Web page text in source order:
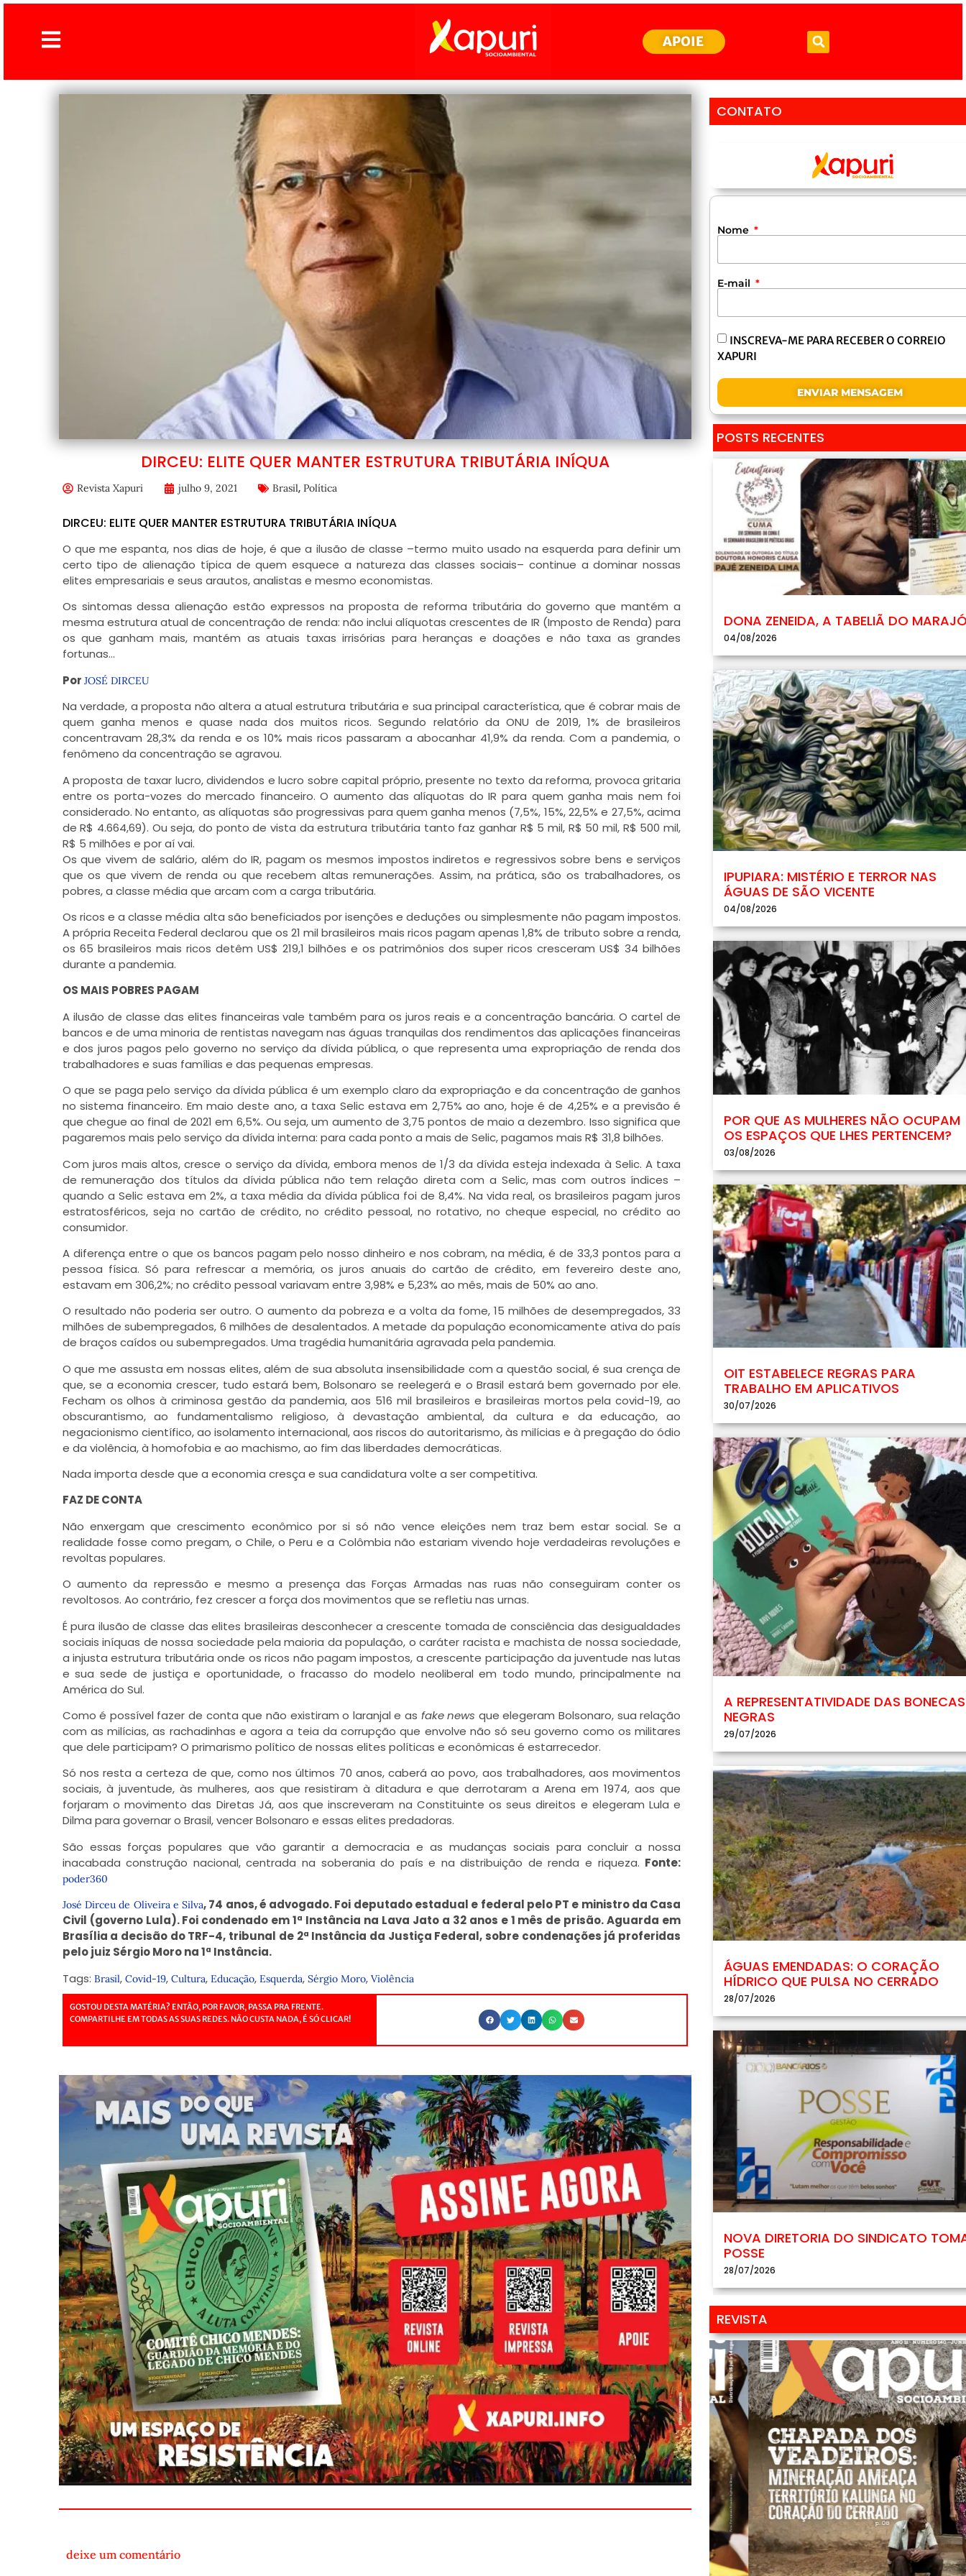
APOIE
DIRCEU: ELITE QUER MANTER ESTRUTURA TRIBUTÁRIA INÍQUA
Revista Xapuri julho 9, 2021 Brasil, Política
DIRCEU: ELITE QUER MANTER ESTRUTURA TRIBUTÁRIA INÍQUA
O que me espanta, nos dias de hoje, é que a ilusão de classe –termo muito usado na esquerda para definir um
certo tipo de alienação típica de quem esquece a natureza das classes sociais– continue a dominar nossas
elites empresariais e seus arautos, analistas e mesmo economistas.
Os sintomas dessa alienação estão expressos na proposta de reforma tributária do governo que mantém a
mesma estrutura atual de concentração de renda: não inclui alíquotas crescentes de IR (Imposto de Renda) para
os que ganham mais, mantém as atuais taxas irrisórias para heranças e doações e não taxa as grandes
fortunas…
Por JOSÉ DIRCEU
Na verdade, a proposta não altera a atual estrutura tributária e sua principal característica, que é cobrar mais de
quem ganha menos e quase nada dos muitos ricos. Segundo relatório da ONU de 2019, 1% de brasileiros
concentravam 28,3% da renda e os 10% mais ricos passaram a abocanhar 41,9% da renda. Com a pandemia, o
fenômeno da concentração se agravou.
A proposta de taxar lucro, dividendos e lucro sobre capital próprio, presente no texto da reforma, provoca gritaria
entre os porta-vozes do mercado financeiro. O aumento das alíquotas do IR para quem ganha mais nem foi
considerado. No entanto, as alíquotas são progressivas para quem ganha menos (7,5%, 15%, 22,5% e 27,5%, acima
de R$ 4.664,69). Ou seja, do ponto de vista da estrutura tributária tanto faz ganhar R$ 5 mil, R$ 50 mil, R$ 500 mil,
R$ 5 milhões e por aí vai.
Os que vivem de salário, além do IR, pagam os mesmos impostos indiretos e regressivos sobre bens e serviços
que os que vivem de renda ou que recebem altas remunerações. Assim, na prática, são os trabalhadores, os
pobres, a classe média que arcam com a carga tributária.
Os ricos e a classe média alta são beneficiados por isenções e deduções ou simplesmente não pagam impostos.
A própria Receita Federal declarou que os 21 mil brasileiros mais ricos pagam apenas 1,8% de tributo sobre a renda,
os 65 brasileiros mais ricos detêm US$ 219,1 bilhões e os patrimônios dos super ricos cresceram US$ 34 bilhões
durante a pandemia.
OS MAIS POBRES PAGAM
A ilusão de classe das elites financeiras vale também para os juros reais e a concentração bancária. O cartel de
bancos e de uma minoria de rentistas navegam nas águas tranquilas dos rendimentos das aplicações financeiras
e dos juros pagos pelo governo no serviço da dívida pública, o que representa uma expropriação de renda dos
trabalhadores e suas famílias e das pequenas empresas.
O que se paga pelo serviço da dívida pública é um exemplo claro da expropriação e da concentração de ganhos
no sistema financeiro. Em maio deste ano, a taxa Selic estava em 2,75% ao ano, hoje é de 4,25% e a previsão é
que chegue ao final de 2021 em 6,5%. Ou seja, um aumento de 3,75 pontos de maio a dezembro. Isso significa que
pagaremos mais pelo serviço da dívida interna: para cada ponto a mais de Selic, pagamos mais R$ 31,8 bilhões.
Com juros mais altos, cresce o serviço da dívida, embora menos de 1/3 da dívida esteja indexada à Selic. A taxa
de remuneração dos títulos da dívida pública não tem relação direta com a Selic, mas com outros índices –
quando a Selic estava em 2%, a taxa média da dívida pública foi de 8,4%. Na vida real, os brasileiros pagam juros
estratosféricos, seja no cartão de crédito, no crédito pessoal, no rotativo, no cheque especial, no crédito ao
consumidor.
A diferença entre o que os bancos pagam pelo nosso dinheiro e nos cobram, na média, é de 33,3 pontos para a
pessoa física. Só para refrescar a memória, os juros anuais do cartão de crédito, em fevereiro deste ano,
estavam em 306,2%; no crédito pessoal variavam entre 3,98% e 5,23% ao mês, mais de 50% ao ano.
O resultado não poderia ser outro. O aumento da pobreza e a volta da fome, 15 milhões de desempregados, 33
milhões de subempregados, 6 milhões de desalentados. A metade da população economicamente ativa do país
de braços caídos ou subempregados. Uma tragédia humanitária agravada pela pandemia.
O que me assusta em nossas elites, além de sua absoluta insensibilidade com a questão social, é sua crença de
que, se a economia crescer, tudo estará bem, Bolsonaro se reelegerá e o Brasil estará bem governado por ele.
Fecham os olhos à criminosa gestão da pandemia, aos 516 mil brasileiros e brasileiras mortos pela covid-19, ao
obscurantismo, ao fundamentalismo religioso, à devastação ambiental, da cultura e da educação, ao
negacionismo científico, ao isolamento internacional, aos riscos do autoritarismo, às milícias e à pregação do ódio
e da violência, à homofobia e ao machismo, ao fim das liberdades democráticas.
Nada importa desde que a economia cresça e sua candidatura volte a ser competitiva.
FAZ DE CONTA
Não enxergam que crescimento econômico por si só não vence eleições nem traz bem estar social. Se a
realidade fosse como pregam, o Chile, o Peru e a Colômbia não estariam vivendo hoje verdadeiras revoluções e
revoltas populares.
O aumento da repressão e mesmo a presença das Forças Armadas nas ruas não conseguiram conter os
revoltosos. Ao contrário, fez crescer a força dos movimentos que se refletiu nas urnas.
É pura ilusão de classe das elites brasileiras desconhecer a crescente tomada de consciência das desigualdades
sociais iníquas de nossa sociedade pela maioria da população, o caráter racista e machista de nossa sociedade,
a injusta estrutura tributária onde os ricos não pagam impostos, a crescente participação da juventude nas lutas
e sua sede de justiça e oportunidade, o fracasso do modelo neoliberal em todo mundo, principalmente na
América do Sul.
Como é possível fazer de conta que não existiram o laranjal e as fake news que elegeram Bolsonaro, sua relação
com as milícias, as rachadinhas e agora a teia da corrupção que envolve não só seu governo como os militares
que dele participam? O primarismo político de nossas elites políticas e econômicas é estarrecedor.
Só nos resta a certeza de que, como nos últimos 70 anos, caberá ao povo, aos trabalhadores, aos movimentos
sociais, à juventude, às mulheres, aos que resistiram à ditadura e que derrotaram a Arena em 1974, aos que
forjaram o movimento das Diretas Já, aos que inscreveram na Constituinte os seus direitos e elegeram Lula e
Dilma para governar o Brasil, vencer Bolsonaro e essas elites predadoras.
São essas forças populares que vão garantir a democracia e as mudanças sociais para concluir a nossa
inacabada construção nacional, centrada na soberania do país e na distribuição de renda e riqueza. Fonte:
poder360
José Dirceu de Oliveira e Silva, 74 anos, é advogado. Foi deputado estadual e federal pelo PT e ministro da Casa
Civil (governo Lula). Foi condenado em 1ª Instância na Lava Jato a 32 anos e 1 mês de prisão. Aguarda em
Brasília a decisão do TRF-4, tribunal de 2ª Instância da Justiça Federal, sobre condenações já proferidas
pelo juiz Sérgio Moro na 1ª Instância.
Tags: Brasil, Covid-19, Cultura, Educação, Esquerda, Sérgio Moro, Violência
GOSTOU DESTA MATÉRIA? ENTÃO, POR FAVOR, PASSA PRA FRENTE.
COMPARTILHE EM TODAS AS SUAS REDES. NÃO CUSTA NADA, É SÓ CLICAR!
deixe um comentário
CONTATO
Nome
E-mail
INSCREVA-ME PARA RECEBER O CORREIO
XAPURI
ENVIAR MENSAGEM
POSTS RECENTES
DONA ZENEIDA, A TABELIÃ DO
04/08/2026
IPUPIARA: MISTÉRIO E TERROR NAS
ÁGUAS DE SÃO VICENTE
04/08/2026
POR QUE AS MULHERES NÃO OCUPAM
OS ESPAÇOS QUE LHES PERTENCEM?
03/08/2026
OIT ESTABELECE REGRAS PARA
TRABALHO EM APLICATIVOS
30/07/2026
A REPRESENTATIVIDADE DAS BONECAS
NEGRAS
29/07/2026
ÁGUAS EMENDADAS: O CORAÇÃO
HÍDRICO QUE PULSA NO CERRADO
28/07/2026
NOVA DIRETORIA DO SINDICATO
POSSE
28/07/2026
REVISTA